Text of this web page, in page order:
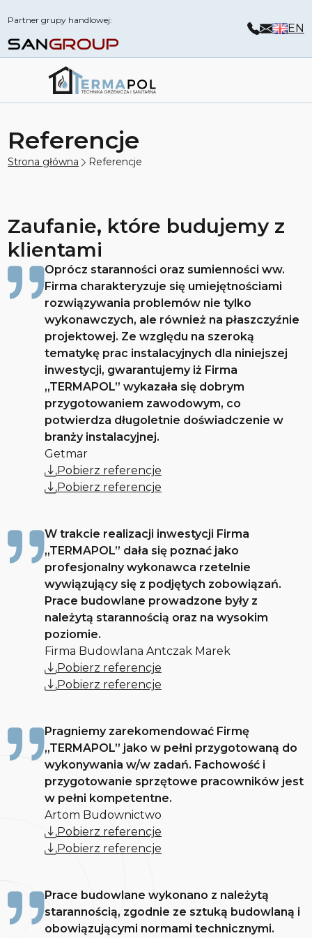
Partner grupy handlowej:
EN
Referencje
Strona główna Referencje
Zaufanie, które budujemy z
klientami
Oprócz staranności oraz sumienności ww.
Firma charakteryzuje się umiejętnościami
rozwiązywania problemów nie tylko
wykonawczych, ale również na płaszczyźnie
projektowej. Ze względu na szeroką
tematykę prac instalacyjnych dla niniejszej
inwestycji, gwarantujemy iż Firma
„TERMAPOL” wykazała się dobrym
przygotowaniem zawodowym, co
potwierdza długoletnie doświadczenie w
branży instalacyjnej.
Getmar
Pobierz referencje
Pobierz referencje
W trakcie realizacji inwestycji Firma
„TERMAPOL” dała się poznać jako
profesjonalny wykonawca rzetelnie
wywiązujący się z podjętych zobowiązań.
Prace budowlane prowadzone były z
należytą starannością oraz na wysokim
poziomie.
Firma Budowlana Antczak Marek
Pobierz referencje
Pobierz referencje
Pragniemy zarekomendować Firmę
„TERMAPOL” jako w pełni przygotowaną do
wykonywania w/w zadań. Fachowość i
przygotowanie sprzętowe pracowników jest
w pełni kompetentne.
Artom Budownictwo
Pobierz referencje
Pobierz referencje
Prace budowlane wykonano z należytą
starannością, zgodnie ze sztuką budowlaną i
obowiązującymi normami technicznymi.